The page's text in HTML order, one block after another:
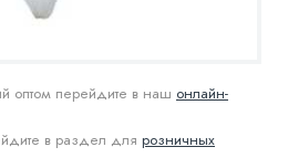
оптом перейдите в наш онлайн-
в раздел для розничных